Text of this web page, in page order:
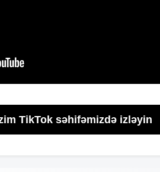
TikTok səhifəmizdə izləyin